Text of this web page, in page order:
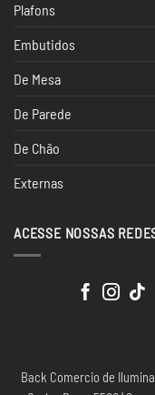
Plafons
Embutidos
De Mesa
De Parede
De Chão
Externas
ACESSE NOSSAS
Back Comercio de